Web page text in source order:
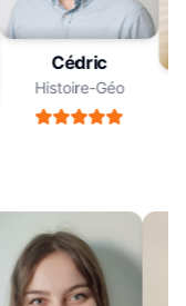
Cédric
Histoire-Géo